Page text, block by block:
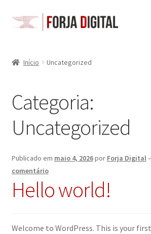
Pular
para
Pular
para
conteúdo
Checkout
Minha Conta
Space Gits
Battletech
Início Uncategorized
Categoria:
Uncategorized
Publicado em maio 4, 2026por Forja Digital
comentário
Hello world!
Welcome to WordPress. This is your